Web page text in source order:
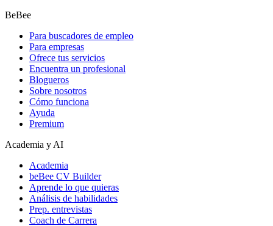
BeBee
Para buscadores de empleo
Para empresas
Ofrece tus servicios
Encuentra un profesional
Blogueros
Sobre nosotros
Cómo funciona
Ayuda
Premium
Academia y AI
Academia
beBee CV Builder
Aprende lo que quieras
Análisis de habilidades
Prep. entrevistas
Coach de Carrera